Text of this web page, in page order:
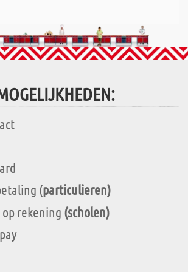
(particulieren)
rekening (scholen)